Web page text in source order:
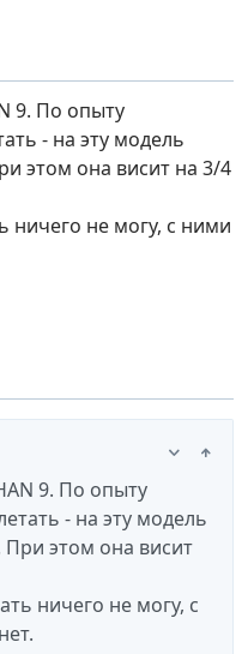
9. По опыту
- на эту модель
этом она висит на 3/4
ничего не могу, с ними
9. По опыту
- на эту модель
При этом она висит
ничего не могу, с